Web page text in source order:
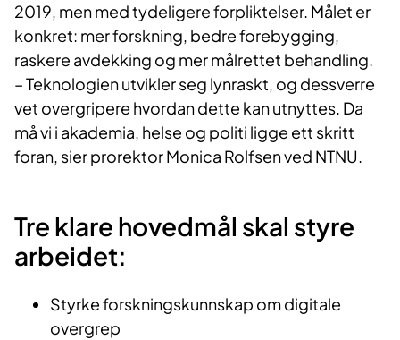
2019, men med tydeligere forpliktelser. Målet er
konkret: mer forskning, bedre forebygging,
raskere avdekking og mer målrettet behandling.
– Teknologien utvikler seg lynraskt, og dessverre
vet overgripere hvordan dette kan utnyttes. Da
må vi i akademia, helse og politi ligge ett skritt
foran, sier prorektor Monica Rolfsen ved NTNU.
Tre klare hovedmål skal styre
arbeidet:
Styrke forskningskunnskap om digitale
overgrep